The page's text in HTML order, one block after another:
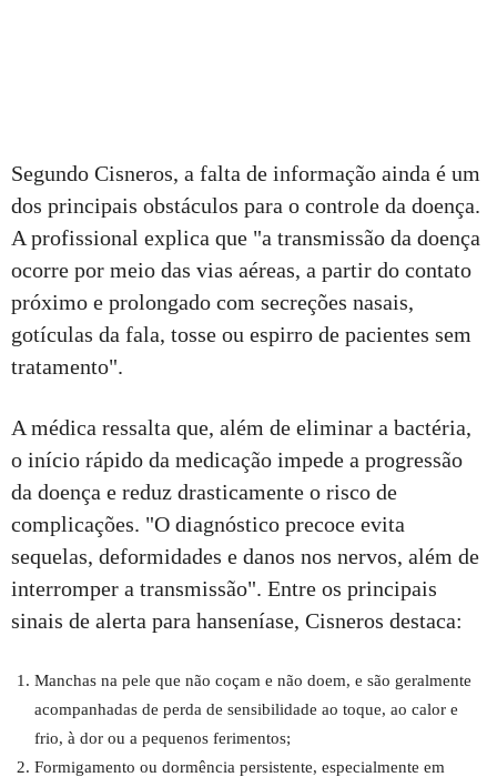
Segundo Cisneros, a falta de informação ainda é um
dos principais obstáculos para o controle da doença.
A profissional explica que "a transmissão da doença
ocorre por meio das vias aéreas, a partir do contato
próximo e prolongado com secreções nasais,
gotículas da fala, tosse ou espirro de pacientes sem
tratamento".
A médica ressalta que, além de eliminar a bactéria,
o início rápido da medicação impede a progressão
da doença e reduz drasticamente o risco de
complicações. "O diagnóstico precoce evita
sequelas, deformidades e danos nos nervos, além de
interromper a transmissão". Entre os principais
sinais de alerta para hanseníase, Cisneros destaca:
Manchas na pele que não coçam e não doem, e são geralmente
acompanhadas de perda de sensibilidade ao toque, ao calor e
frio, à dor ou a pequenos ferimentos;
Formigamento ou dormência persistente, especialmente em